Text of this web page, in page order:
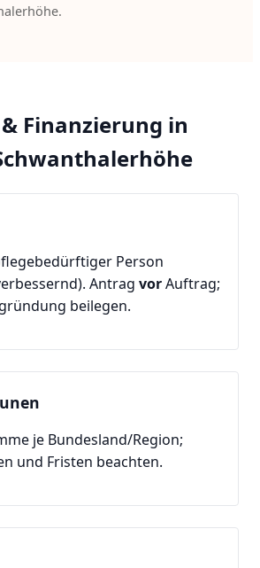
Finanzierung in
Person
Antrag vorAuftrag;
beilegen.
je Bundesland/Region;
und Fristen beachten.